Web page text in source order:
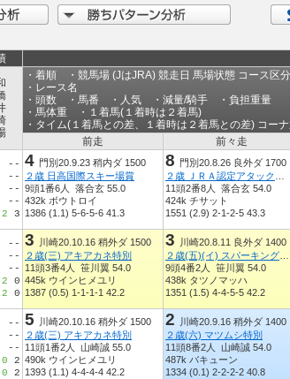
・着順 ・競馬場 (JはJRA) 競走日 馬場状態 コース区
・レース名
・頭数 ・馬番 ・人気 ・減量/騎手 ・負担重量
・馬体重 ・１着馬(１着時は２着馬)
・タイム(１着馬との差、１着時は２着馬との差) コー
前走
前々走
--
--
--
--
2 3
4 門別20.9.23 稍内ダ 1500
２歳 日高国際スキー場賞
9頭1番6人 落合玄 55.0
432k ボウトロイ
1386 (1.1) 5-6-5-6 41.3
8 門別20.8.26 良外ダ 1700
11頭2番8人 落合玄 54.0
424k チサット
1551 (2.9) 2-1-2-5 43.3
--
--
--
2 0
2 0
3
川崎20.10.16 稍外ダ 1500
２歳(三) アキアカネ特別
11頭3番4人 笹川翼 54.0
445k ウインヒメユリ
1387 (0.5) 1-1-1-1 42.2
3
川崎20.8.11 良外ダ 1400
9頭4番2人 笹川翼 54.0
438k タツノマッハ
1351 (1.5) 4-4-5-5 42.2
--
--
--
0 2
0 2
5
川崎20.10.16 稍外ダ 1500
２歳(三) アキアカネ特別
11頭1番2人 山崎誠 55.0
490k ウインヒメユリ
1393 (1.1) 4-4-4-4 42.2
2
川崎20.9.16 稍外ダ 1400
２歳(六) マツムシ特別
11頭8番2人 山崎誠 54.0
487k バキューン
1334 (0.1) 2-2-2-2 40.8